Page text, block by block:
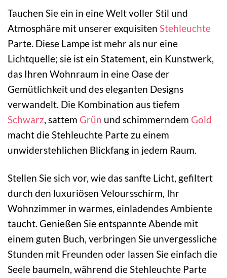
Tauchen Sie ein in eine Welt voller Stil und
Atmosphäre mit unserer exquisiten Stehleuchte
Parte. Diese Lampe ist mehr als nur eine
Lichtquelle; sie ist ein Statement, ein Kunstwerk,
das Ihren Wohnraum in eine Oase der
Gemütlichkeit und des eleganten Designs
verwandelt. Die Kombination aus tiefem
Schwarz, sattem Grün und schimmerndem Gold
macht die Stehleuchte Parte zu einem
unwiderstehlichen Blickfang in jedem Raum.
Stellen Sie sich vor, wie das sanfte Licht, gefiltert
durch den luxuriösen Veloursschirm, Ihr
Wohnzimmer in warmes, einladendes Ambiente
taucht. Genießen Sie entspannte Abende mit
einem guten Buch, verbringen Sie unvergessliche
Stunden mit Freunden oder lassen Sie einfach die
Seele baumeln, während die Stehleuchte Parte